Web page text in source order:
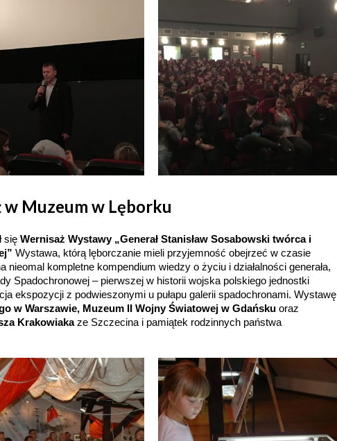
w Muzeum w Lęborku
się Wernisaż Wystawy „Generał Stanisław Sosabowski twórca i
Wystawa, którą lęborczanie mieli przyjemność obejrzeć w czasie
kompletne kompendium wiedzy o życiu i działalności generała,
Spadochronowej – pierwszej w historii wojska polskiego jednostki
ekspozycji z podwieszonymi u pułapu galerii spadochronami. Wystawę
w Warszawie, Muzeum II Wojny Światowej w Gdańsku oraz
Krakowiakaze Szczecina i pamiątek rodzinnych państwa